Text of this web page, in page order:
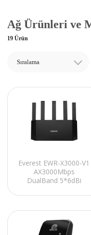
Ağ Ürünleri ve
19 Ürün
Sıralama
Everest EWR-X3000-V1
AX3000Mbps
DualBand 5*6dBi
WISP+AP+Repeater